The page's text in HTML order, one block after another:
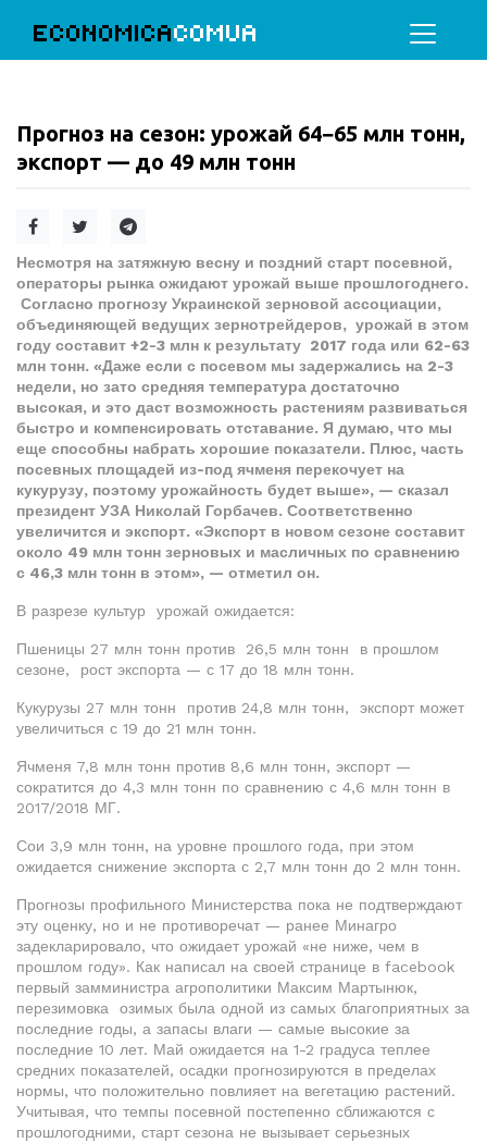
ECONOMICACOMUA
Прогноз на сезон: урожай 64−65 млн тонн,
экспорт — до 49 млн тонн
Несмотря на затяжную весну и поздний старт посевной,
операторы рынка ожидают урожай выше прошлогоднего.
Согласно прогнозу Украинской зерновой ассоциации,
объединяющей ведущих зернотрейдеров, урожай в этом
году составит +2-3 млн к результату 2017 года или 62-63
млн тонн. «Даже если с посевом мы задержались на 2-3
недели, но зато средняя температура достаточно
высокая, и это даст возможность растениям развиваться
быстро и компенсировать отставание. Я думаю, что мы
еще способны набрать хорошие показатели. Плюс, часть
посевных площадей из-под ячменя перекочует на
кукурузу, поэтому урожайность будет выше», — сказал
президент УЗА Николай Горбачев. Соответственно
увеличится и экспорт. «Экспорт в новом сезоне составит
около 49 млн тонн зерновых и масличных по сравнению
с 46,3 млн тонн в этом», — отметил он.
В разрезе культур урожай ожидается:
Пшеницы 27 млн тонн против 26,5 млн тонн в прошлом
сезоне, рост экспорта — с 17 до 18 млн тонн.
Кукурузы 27 млн тонн против 24,8 млн тонн, экспорт может
увеличиться с 19 до 21 млн тонн.
Ячменя 7,8 млн тонн против 8,6 млн тонн, экспорт —
сократится до 4,3 млн тонн по сравнению с 4,6 млн тонн в
2017/2018 МГ.
Сои 3,9 млн тонн, на уровне прошлого года, при этом
ожидается снижение экспорта с 2,7 млн тонн до 2 млн тонн.
Прогнозы профильного Министерства пока не подтверждают
эту оценку, но и не противоречат — ранее Минагро
задекларировало, что ожидает урожай «не ниже, чем в
прошлом году». Как написал на своей странице в facebook
первый замминистра агрополитики Максим Мартынюк,
перезимовка озимых была одной из самых благоприятных за
последние годы, а запасы влаги — самые высокие за
последние 10 лет. Май ожидается на 1-2 градуса теплее
средних показателей, осадки прогнозируются в пределах
нормы, что положительно повлияет на вегетацию растений.
Учитывая, что темпы посевной постепенно сближаются с
прошлогодними, старт сезона не вызывает серьезных